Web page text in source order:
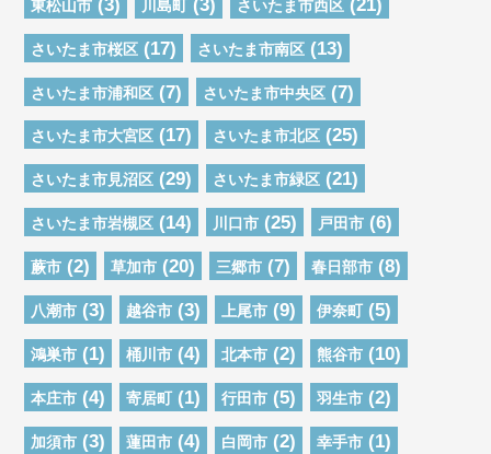
東松山市 川島町 さいたま市西区
さいたま市桜区 (17) さいたま市南区 (13)
さいたま市浦和区 (7) さいたま市中央区 (7)
さいたま市大宮区 (17) さいたま市北区 (25)
さいたま市見沼区 (29) さいたま市緑区 (21)
さいたま市岩槻区 (14) 川口市 (25) 戸田市 (6)
蕨市 (2) 草加市 (20) 三郷市 (7) 春日部市 (8)
八潮市 (3) 越谷市 (3) 上尾市 (9) 伊奈町 (5)
鴻巣市 (1) 桶川市 (4) 北本市 (2) 熊谷市 (10)
本庄市 (4) 寄居町 (1) 行田市 (5) 羽生市 (2)
加須市 (3) 蓮田市 (4) 白岡市 (2) 幸手市 (1)